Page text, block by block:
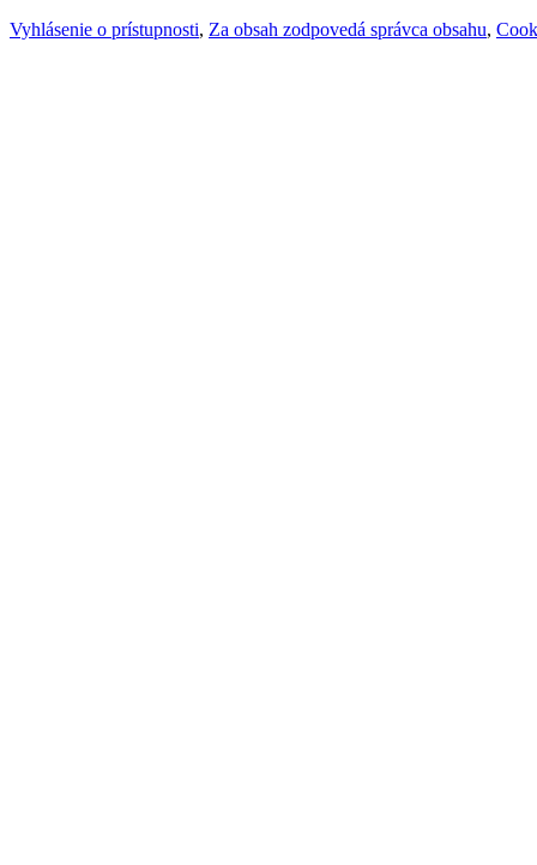
Vyhlásenie o prístupnosti, Za obsah zodpovedá správca obsahu,